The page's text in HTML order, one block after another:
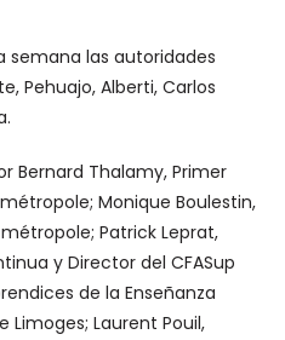
semana las autoridades
Pehuajo, Alberti, Carlos
Bernard Thalamy, Primer
Monique Boulestin,
Patrick Leprat,
y Director del CFASup
de la Enseñanza
Limoges; Laurent Pouil,